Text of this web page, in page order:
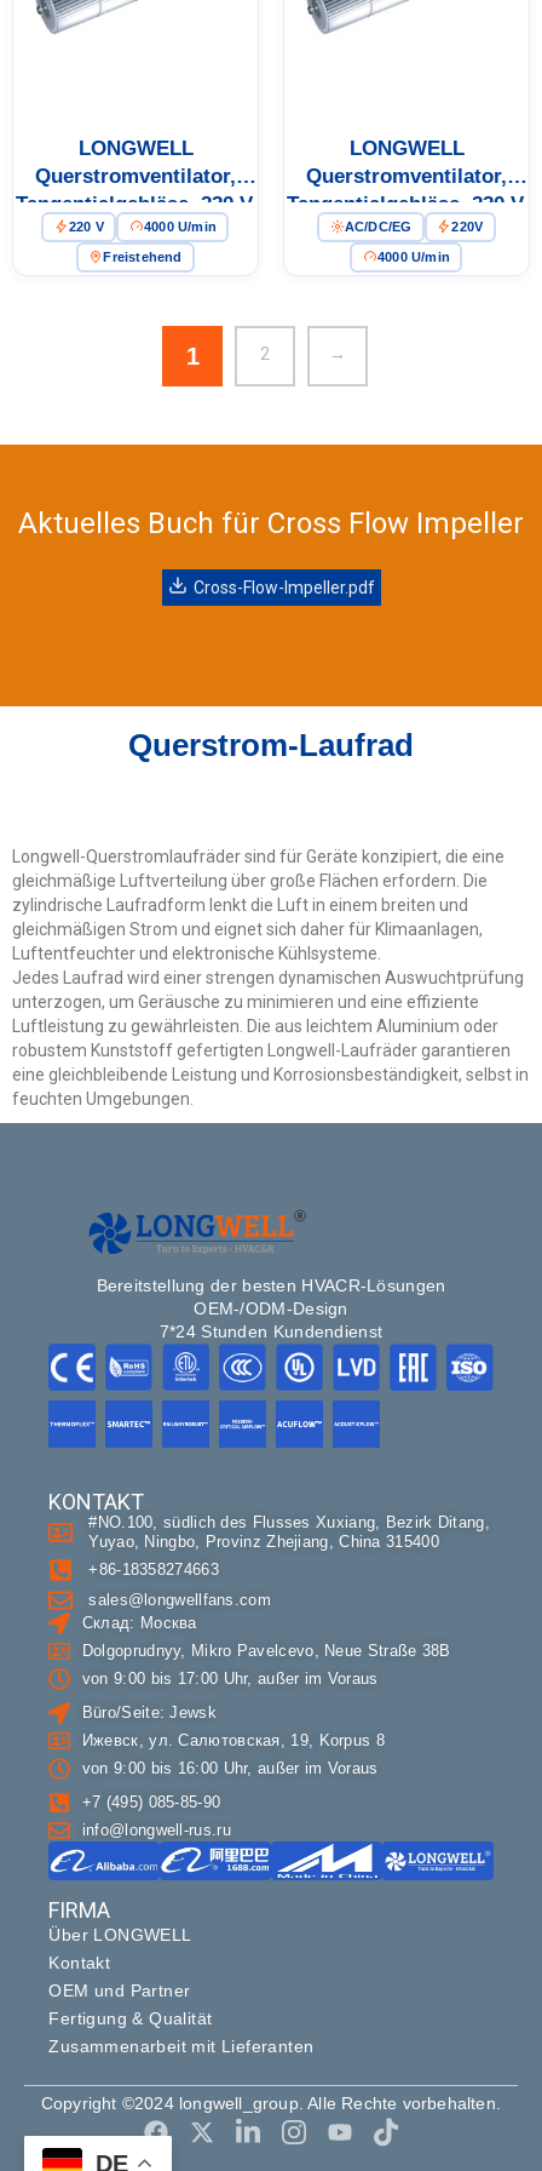
LONGWELL
Querstromventilator,
Tangentialgebläse, 220 V,
Aluminiumlegierung, für
Luftschleier,
220 V 4000 U/min
Freistehend
LONGWELL
Querstromventilator,
Tangentialgebläse, 220 V,
Aluminiumlegierung, für
Luftschleier,
AC/DC/EG 220V
4000 U/min
1 2 →
Aktuelles Buch für Cross Flow Impeller
Cross-Flow-Impeller.pdf
Querstrom-Laufrad
Longwell-Querstromlaufräder sind für Geräte konzipiert, die eine
gleichmäßige Luftverteilung über große Flächen erfordern. Die
zylindrische Laufradform lenkt die Luft in einem breiten und
gleichmäßigen Strom und eignet sich daher für Klimaanlagen,
Luftentfeuchter und elektronische Kühlsysteme.
Jedes Laufrad wird einer strengen dynamischen Auswuchtprüfung
unterzogen, um Geräusche zu minimieren und eine effiziente
Luftleistung zu gewährleisten. Die aus leichtem Aluminium oder
robustem Kunststoff gefertigten Longwell-Laufräder garantieren
eine gleichbleibende Leistung und Korrosionsbeständigkeit, selbst in
feuchten Umgebungen.
Bereitstellung der besten HVACR-Lösungen
OEM-/ODM-Design
7*24 Stunden Kundendienst
FIRMA
Über LONGWELL
Kontakt
OEM und Partner
Fertigung & Qualität
Zusammenarbeit mit Lieferanten
KONTAKT
#NO.100, südlich des Flusses Xuxiang, Bezirk Ditang,
Yuyao, Ningbo, Provinz Zhejiang, China 315400
+86-18358274663
sales@longwellfans.com
Склад: Москва
Dolgoprudnyy, Mikro Pavelcevo, Neue Straße 38В
von 9:00 bis 17:00 Uhr, außer im Voraus
Büro/Seite: Jewsk
Ижевск, ул. Салютовская, 19, Korpus 8
von 9:00 bis 16:00 Uhr, außer im Voraus
+7 (495) 085-85-90
info@longwell-rus.ru
Copyright ©2024 longwell_group. Alle Rechte vorbehalten.
DE